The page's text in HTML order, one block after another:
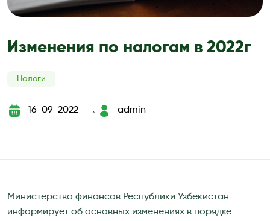
Изменения по налогам в 2022г
Налоги
16-09-2022
`
admin
Министерство финансов Республики Узбекистан
информирует об основных изменениях в порядке